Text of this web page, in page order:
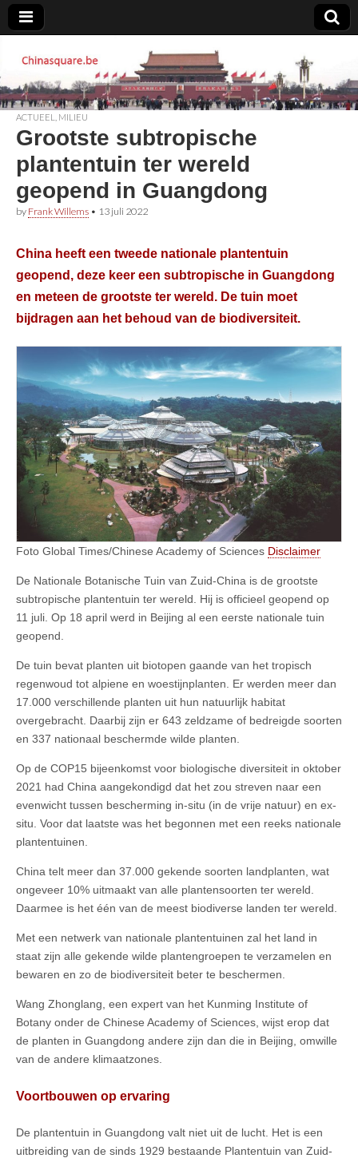
Chinasquare.be
ACTUEEL MILIEU
Grootste subtropische
plantentuin ter wereld
geopend in Guangdong
by Frank Willems • 13 juli 2022
China heeft een tweede nationale plantentuin
geopend, deze keer een subtropische in Guangdong
en meteen de grootste ter wereld. De tuin moet
bijdragen aan het behoud van de biodiversiteit.
Foto Global Times/Chinese Academy of Sciences Disclaimer
De Nationale Botanische Tuin van Zuid-China is de grootste
subtropische plantentuin ter wereld. Hij is officieel geopend op
11 juli. Op 18 april werd in Beijing al een eerste nationale tuin
geopend.
De tuin bevat planten uit biotopen gaande van het tropisch
regenwoud tot alpiene en woestijnplanten. Er werden meer dan
17.000 verschillende planten uit hun natuurlijk habitat
overgebracht. Daarbij zijn er 643 zeldzame of bedreigde soorten
en 337 nationaal beschermde wilde planten.
Op de COP15 bijeenkomst voor biologische diversiteit in oktober
2021 had China aangekondigd dat het zou streven naar een
evenwicht tussen bescherming in-situ (in de vrije natuur) en ex-
situ. Voor dat laatste was het begonnen met een reeks nationale
plantentuinen.
China telt meer dan 37.000 gekende soorten landplanten, wat
ongeveer 10% uitmaakt van alle plantensoorten ter wereld.
Daarmee is het één van de meest biodiverse landen ter wereld.
Met een netwerk van nationale plantentuinen zal het land in
staat zijn alle gekende wilde plantengroepen te verzamelen en
bewaren en zo de biodiversiteit beter te beschermen.
Wang Zhonglang, een expert van het Kunming Institute of
Botany onder de Chinese Academy of Sciences, wijst erop dat
de planten in Guangdong andere zijn dan die in Beijing, omwille
van de andere klimaatzones.
Voortbouwen op ervaring
De plantentuin in Guangdong valt niet uit de lucht. Het is een
uitbreiding van de sinds 1929 bestaande Plantentuin van Zuid-